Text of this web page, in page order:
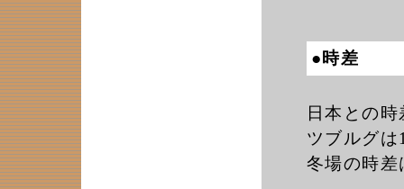
●時差
日本との
ツブルグは
冬場の時差